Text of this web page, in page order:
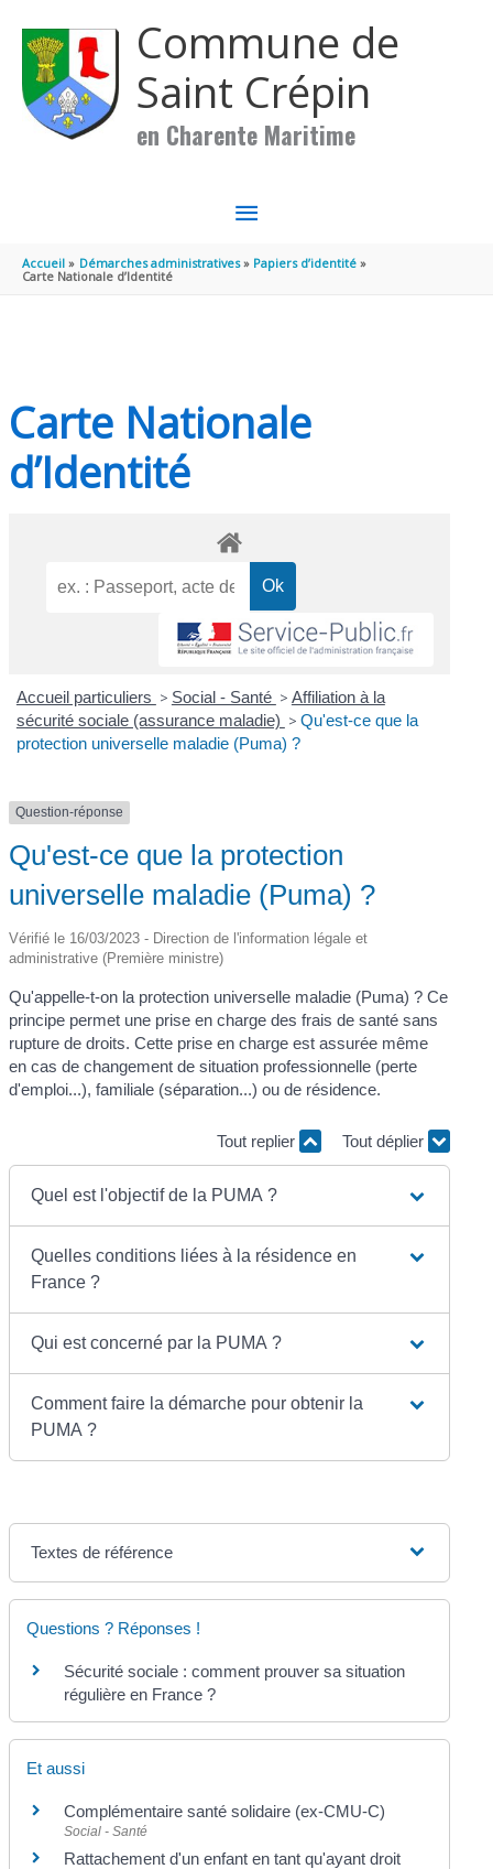
Commune de
Saint Crépin
en Charente Maritime
MENU
PRINCIPAL
Accueil Démarches administratives
Papiers d’identité
Carte Nationale d’Identité
Carte Nationale
d’Identité
Accueil particuliers > Social - Santé > Affiliation à la
sécurité sociale (assurance maladie) > Qu'est-ce que la
protection universelle maladie (Puma) ?
Question-réponse
Qu'est-ce que la protection
universelle maladie (Puma) ?
Vérifié le 16/03/2023 - Direction de l'information légale et
administrative (Première ministre)
Qu'appelle-t-on la protection universelle maladie (Puma) ? Ce
principe permet une prise en charge des frais de santé sans
rupture de droits. Cette prise en charge est assurée même
en cas de changement de situation professionnelle (perte
d'emploi...), familiale (séparation...) ou de résidence.
Tout replier Tout déplier
Quel est l'objectif de la PUMA ?
Quelles conditions liées à la résidence en
France ?
Qui est concerné par la PUMA ?
Comment faire la démarche pour obtenir la
PUMA ?
Textes de référence
Questions ? Réponses !
Sécurité sociale : comment prouver sa situation
régulière en France ?
Et aussi
Complémentaire santé solidaire (ex-CMU-C)
Social - Santé
Rattachement d'un enfant en tant qu'ayant droit